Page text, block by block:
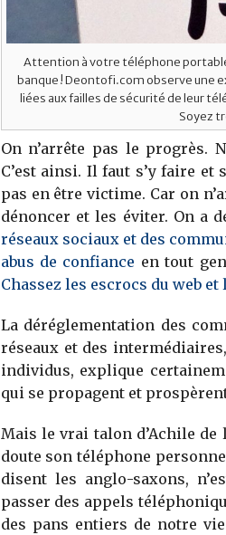
Attention à votre téléphone
banque ! Deontofi.com observe une
liées aux failles de sécurité de leur
Soyez
On n’arrête pas le progrès.
C’est ainsi. Il faut s’y faire et
pas en être victime. Car on
dénoncer et les éviter. On a
réseaux sociaux et des
abus de confiance en tout
Chassez les escrocs du web
La déréglementation des
réseaux et des
individus, explique
qui se propagent et
Mais le vrai talon d’Achile de
doute son téléphone
disent les anglo-saxons,
passer des appels
des pans entiers de notre